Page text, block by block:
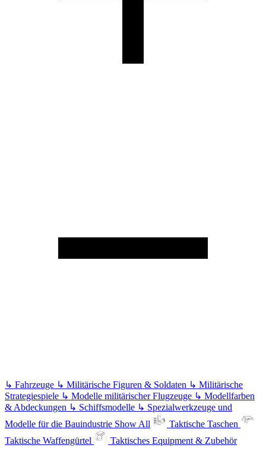
↳ Fahrzeuge ↳ Militärische Figuren & Soldaten ↳ Militärische
Strategiespiele ↳ Modelle militärischer Flugzeuge ↳ Modellfarben
& Abdeckungen ↳ Schiffsmodelle ↳ Spezialwerkzeuge und
Modelle für die Bauindustrie Show All
Taktische Taschen
Taktische Waffengürtel
Taktisches Equipment & Zubehör